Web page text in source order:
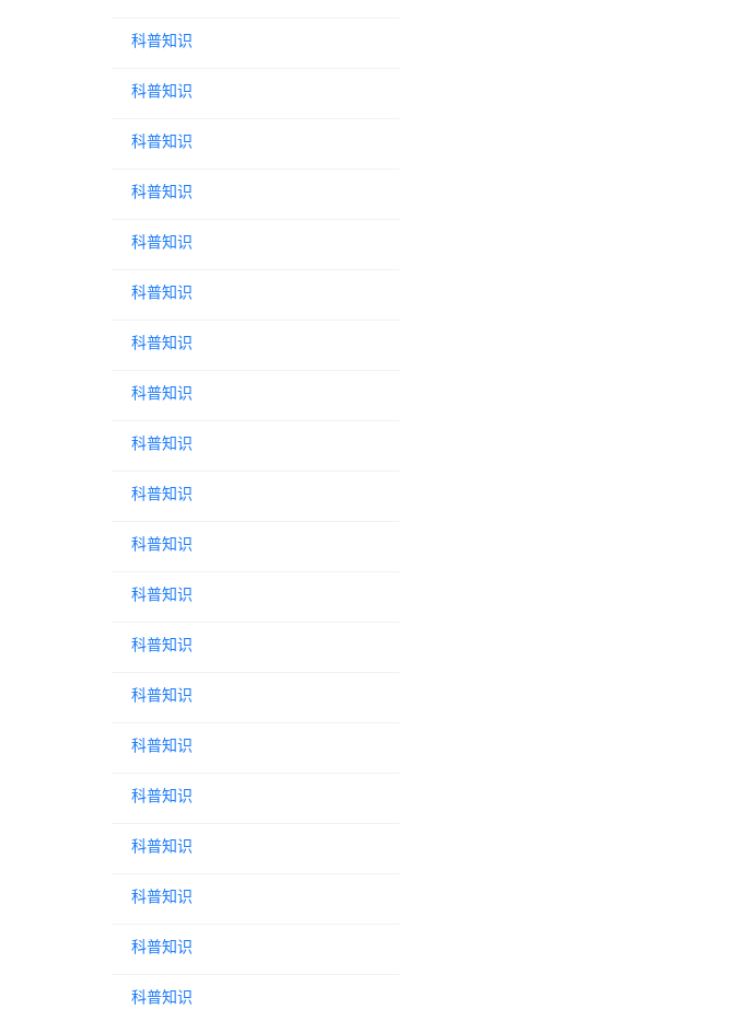
科普知识
科普知识
科普知识
科普知识
科普知识
科普知识
科普知识
科普知识
科普知识
科普知识
科普知识
科普知识
科普知识
科普知识
科普知识
科普知识
科普知识
科普知识
科普知识
科普知识